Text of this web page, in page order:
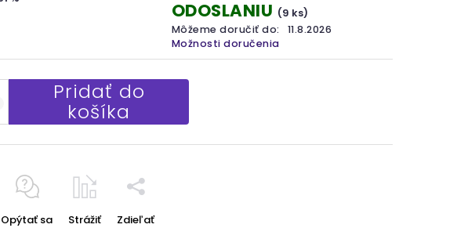
ODOSLANIU (9 ks)
Môžeme doručiť do:
11.8.2026
Možnosti doručenia
Pridať do
košíka
Opýtať sa Strážiť Zdieľať